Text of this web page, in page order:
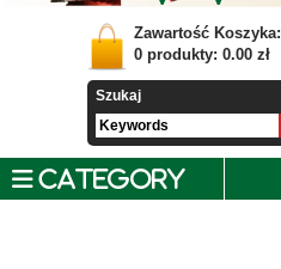
Zawartość Koszyka:
0 produkty: 0.00 zł
Szukaj
CATEGORY